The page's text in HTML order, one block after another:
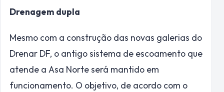
Drenagem dupla
Mesmo com a construção das novas galerias do
Drenar DF, o antigo sistema de escoamento que
atende a Asa Norte será mantido em
funcionamento. O objetivo, de acordo com o